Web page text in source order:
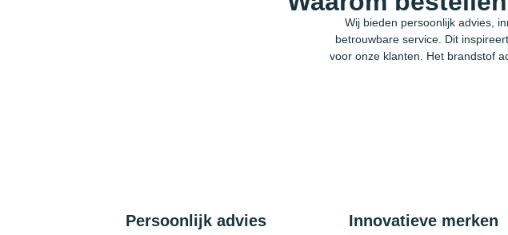
Wij bieden persoonlijk advies,
betrouwbare service. Dit
voor onze klanten. Het brandstof
Persoonlijk advies Innovatieve merken